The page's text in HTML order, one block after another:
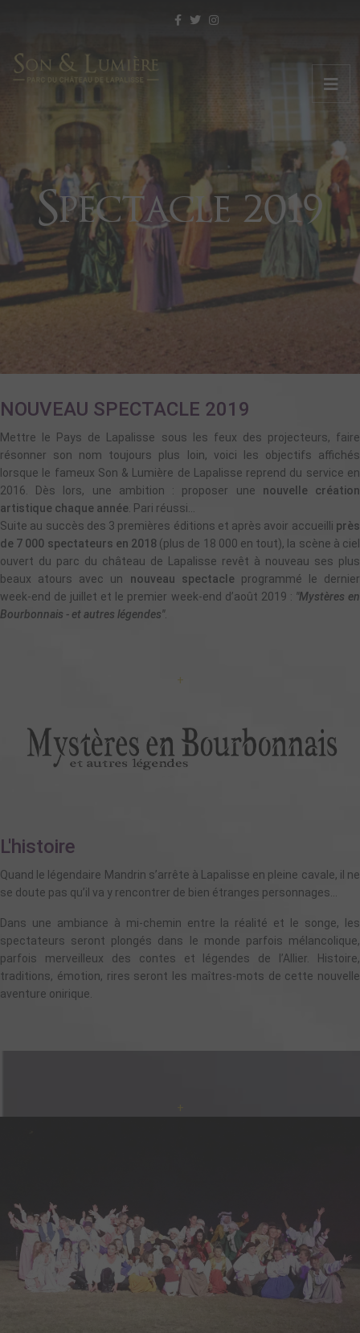
Spectacle 2019
NOUVEAU SPECTACLE 2019
Mettre le Pays de Lapalisse sous les feux des projecteurs, faire
résonner son nom toujours plus loin, voici les objectifs affichés
lorsque le fameux Son & Lumière de Lapalisse reprend du service en
2016. Dès lors, une ambition : proposer une nouvelle création
artistique chaque année . Pari réussi...
Suite au succès des 3 premières éditions et après avoir accueilli près
de 7 000 spectateurs en 2018 (plus de 18 000 en tout), la scène à ciel
ouvert du parc du château de Lapalisse revêt à nouveau ses plus
beaux atours avec un nouveau spectacleprogrammé le dernier
week-end de juillet et le premier week-end d’août 2019 : "Mystères en
Bourbonnais - et autres légendes".
+
L'histoire
Quand le légendaire Mandrin s’arrête à Lapalisse en pleine cavale, il ne
se doute pas qu’il va y rencontrer de bien étranges personnages...
Dans une ambiance à mi-chemin entre la réalité et le songe, les
spectateurs seront plongés dans le monde parfois mélancolique,
parfois merveilleux des contes et légendes de l’Allier. Histoire,
traditions, émotion, rires seront les maîtres-mots de cette nouvelle
aventure onirique.